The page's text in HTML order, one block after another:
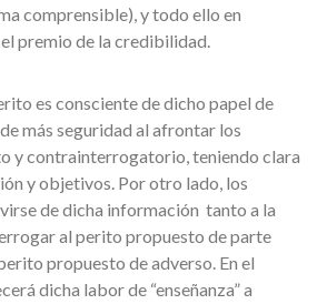
comprensible), y todo ello en
premio de la credibilidad.
es consciente de dicho papel de
más seguridad al afrontar los
y contrainterrogatorio, teniendo clara
y objetivos. Por otro lado, los
de dicha información tanto a la
al perito propuesto de parte
propuesto de adverso. En el
dicha labor de “enseñanza” a